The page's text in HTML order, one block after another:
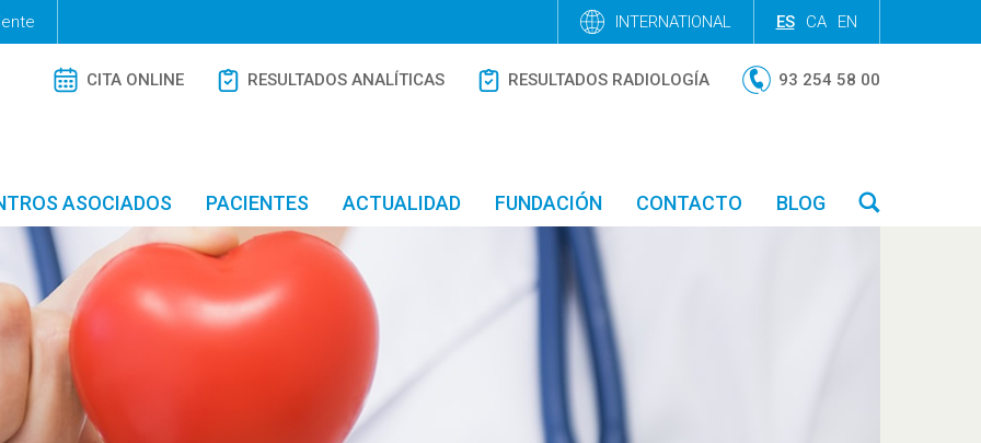
INTERNATIONAL ES CA EN
CITA ONLINE RESULTADOS ANALÍTICAS RESULTADOS RADIOLOGÍA 93 254 58 00
ASOCIADOS PACIENTES ACTUALIDAD FUNDACIÓN CONTACTO BLOG